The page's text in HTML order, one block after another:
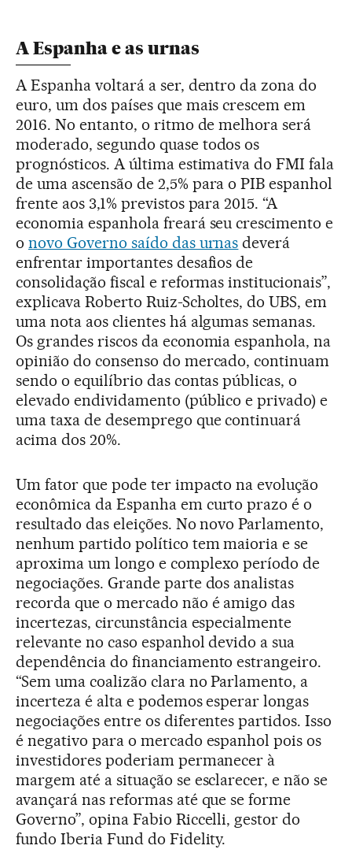
A Espanha e as urnas
A Espanha voltará a ser, dentro da zona do
euro, um dos países que mais crescem em
2016. No entanto, o ritmo de melhora será
moderado, segundo quase todos os
prognósticos. A última estimativa do FMI fala
de uma ascensão de 2,5% para o PIB espanhol
frente aos 3,1% previstos para 2015. “A
economia espanhola freará seu crescimento e
o novo Governo saído das urnas deverá
enfrentar importantes desafios de
consolidação fiscal e reformas institucionais”,
explicava Roberto Ruiz-Scholtes, do UBS, em
uma nota aos clientes há algumas semanas.
Os grandes riscos da economia espanhola, na
opinião do consenso do mercado, continuam
sendo o equilíbrio das contas públicas, o
elevado endividamento (público e privado) e
uma taxa de desemprego que continuará
acima dos 20%.
Um fator que pode ter impacto na evolução
econômica da Espanha em curto prazo é o
resultado das eleições. No novo Parlamento,
nenhum partido político tem maioria e se
aproxima um longo e complexo período de
negociações. Grande parte dos analistas
recorda que o mercado não é amigo das
incertezas, circunstância especialmente
relevante no caso espanhol devido a sua
dependência do financiamento estrangeiro.
“Sem uma coalizão clara no Parlamento, a
incerteza é alta e podemos esperar longas
negociações entre os diferentes partidos. Isso
é negativo para o mercado espanhol pois os
investidores poderiam permanecer à
margem até a situação se esclarecer, e não se
avançará nas reformas até que se forme
Governo”, opina Fabio Riccelli, gestor do
fundo Iberia Fund do Fidelity.